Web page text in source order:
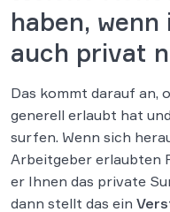
haben,
auch privat
Das kommt darauf an,
generell erlaubt hat
surfen. Wenn sich
Arbeitgeber erlaubten
er Ihnen das private
dann stellt das ein